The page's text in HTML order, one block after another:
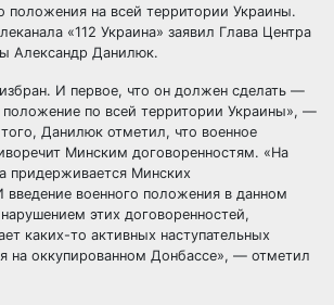
положения на всей территории Украины.
«112 Украина» заявил Глава Центра
Александр Данилюк.
И первое, что он должен сделать —
положение по всей территории Украины», —
Данилюк отметил, что военное
Минским договоренностям. «На
придерживается Минских
введение военного положения в данном
этих договоренностей,
каких-то активных наступательных
на оккупированном Донбассе», — отметил